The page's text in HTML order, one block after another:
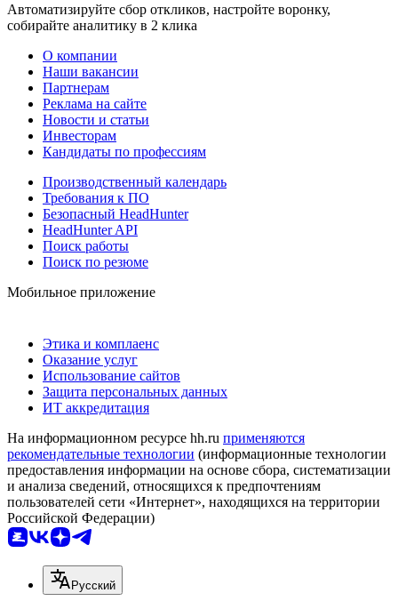
Автоматизируйте сбор откликов, настройте воронку,
собирайте аналитику в 2 клика
О компании
Наши вакансии
Партнерам
Реклама на сайте
Новости и статьи
Инвесторам
Кандидаты по профессиям
Производственный календарь
Требования к ПО
Безопасный HeadHunter
HeadHunter API
Поиск работы
Поиск по резюме
Мобильное приложение
Этика и комплаенс
Оказание услуг
Использование сайтов
Защита персональных данных
ИТ аккредитация
На информационном ресурсе hh.ru применяются
рекомендательные технологии (информационные технологии
предоставления информации на основе сбора, систематизации
и анализа сведений, относящихся к предпочтениям
пользователей сети «Интернет», находящихся на территории
Российской Федерации)
Русский